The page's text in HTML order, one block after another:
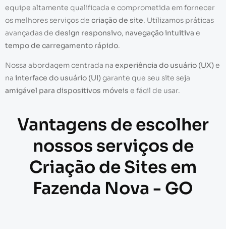
equipe altamente qualificada e comprometida em fornecer
os melhores serviços de criação de site. Utilizamos práticas
avançadas de design responsivo, navegação intuitiva e
tempo de carregamento rápido.
Nossa abordagem centrada na experiência do usuário (UX)e
na interface do usuário (UI)garante que seu site seja
amigável para dispositivos móveis e fácil de usar.
Vantagens de escolher
nossos serviços de
Criação de Sites em
Fazenda Nova - GO